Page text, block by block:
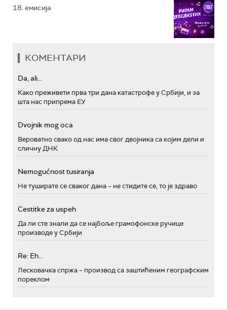
18. емисија
КОМЕНТАРИ
Da, ali...
Како преживети прва три дана катастрофе у Србији, и за
шта нас припрема ЕУ
Dvojnik mog oca
Вероватно свако од нас има свог двојника са којим дели и
сличну ДНК
Nemogućnost tusiranja
Не туширате се сваког дана – не стидите се, то је здраво
Cestitke za uspeh
Да ли сте знали да се најбоље грамофонске ручице
производе у Србији
Re: Eh...
Лесковачка спржа – производ са заштићеним географским
пореклом